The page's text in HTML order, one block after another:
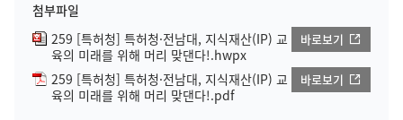
첨부파일
259 [특허청] 특허청·전남대, 지식재산(IP) 교
육의 미래를 위해 머리 맞댄다!.hwpx
바로보기
259 [특허청] 특허청·전남대, 지식재산(IP) 교
육의 미래를 위해 머리 맞댄다!.pdf
바로보기